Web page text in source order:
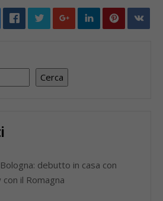
Cerca
debutto in casa con
il Romagna